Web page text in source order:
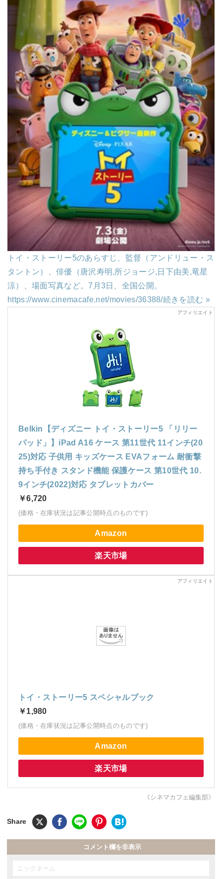
トイ・ストーリー5のあらすじ、監督（アンドリュー・ス
タントン）、俳優（唐沢寿明,所ジョージ,日下由美,竜星
涼）、場面写真など。7月3日、全国公開。
https://www.cinemacafe.net/movies/36388/続きを読む »
Belkin【ディズニー トイ・ストーリー5 「リリー
パッド」】iPad A16 ケース 第11世代 11インチ(20
25)対応 子供用 キッズケース EVAフォーム 耐衝撃
持ち手付き スタンド機能 保護ケース 第10世代 10.
9インチ(2022)対応 タブレットカバー
￥6,720
(価格・在庫状況は記事公開時点のものです)
Amazon
楽天市場
トイ・ストーリー5 スペシャルブック
￥1,980
(価格・在庫状況は記事公開時点のものです)
Amazon
楽天市場
《シネマカフェ編集部》
コメント欄を非表示